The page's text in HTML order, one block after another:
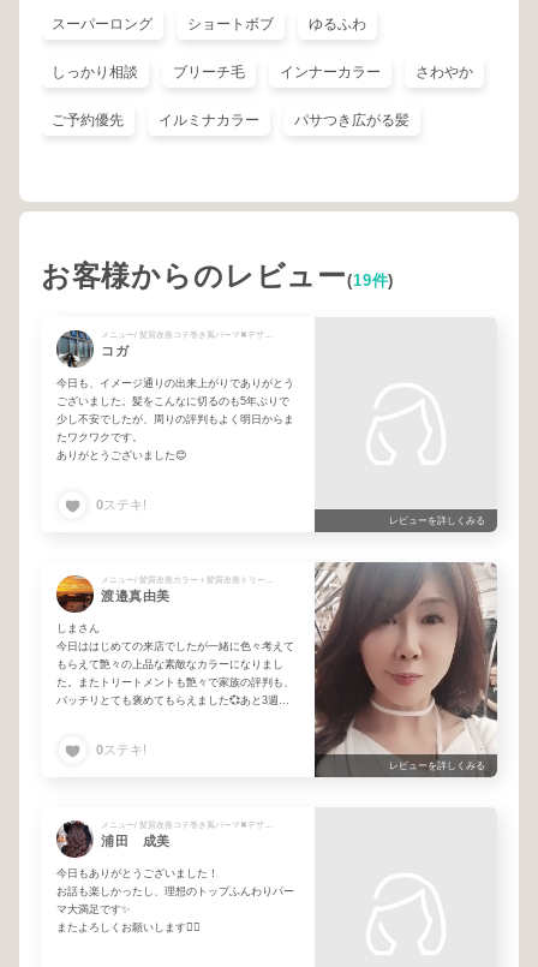
スーパーロング ショートボブ ゆるふわ
しっかり相談 ブリーチ毛 インナーカラー さわやか
ご予約優先 イルミナカラー パサつき広がる髪
お客様からのレビュー(19件)
コガ
今日も、イメージ通りの出来上がりでありがとう
ございました。髪をこんなに切るのも5年ぶりで
少し不安でしたが、周りの評判もよく明日からま
たワクワクです。
ありがとうございました😊
0ステキ!
レビューを詳しくみる
渡邉真由美
しまさん
今日ははじめての来店でしたが一緒に色々考えて
もらえて艶々の上品な素敵なカラーになりまし
た。またトリートメントも艶々で家族の評判も、
バッチリとても褒めてもらえました💞あと3週間
0ステキ!
レビューを詳しくみる
浦田 成美
今日もありがとうございました！
お話も楽しかったし、理想のトップふんわりパー
マ大満足です✨
またよろしくお願いします🙇‍♀️